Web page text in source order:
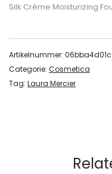
Silk Crème Moisturizing
Artikelnummer:
Categorie: Cosmetica
Tag: Laura Mercier